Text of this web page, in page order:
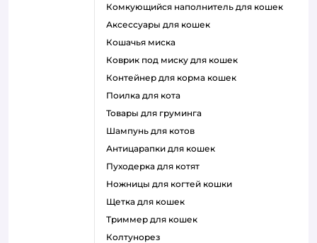
комкующийся наполнитель для кошек
аксессуары для кошек
кошачья миска
коврик под миску для кошек
контейнер для корма кошек
поилка для кота
товары для груминга
шампунь для котов
антицарапки для кошек
пуходерка для котят
ножницы для когтей кошки
щетка для кошек
триммер для кошек
колтунорез